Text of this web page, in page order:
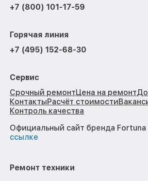
+7 (800) 101-17-59
Горячая линия
+7 (495) 152-68-30
Сервис
Срочный ремонтЦена на ремонт
КонтактыРасчёт стоимости
Контроль качества
Официальный сайт бренда Fortuna
ссылке
Ремонт техники